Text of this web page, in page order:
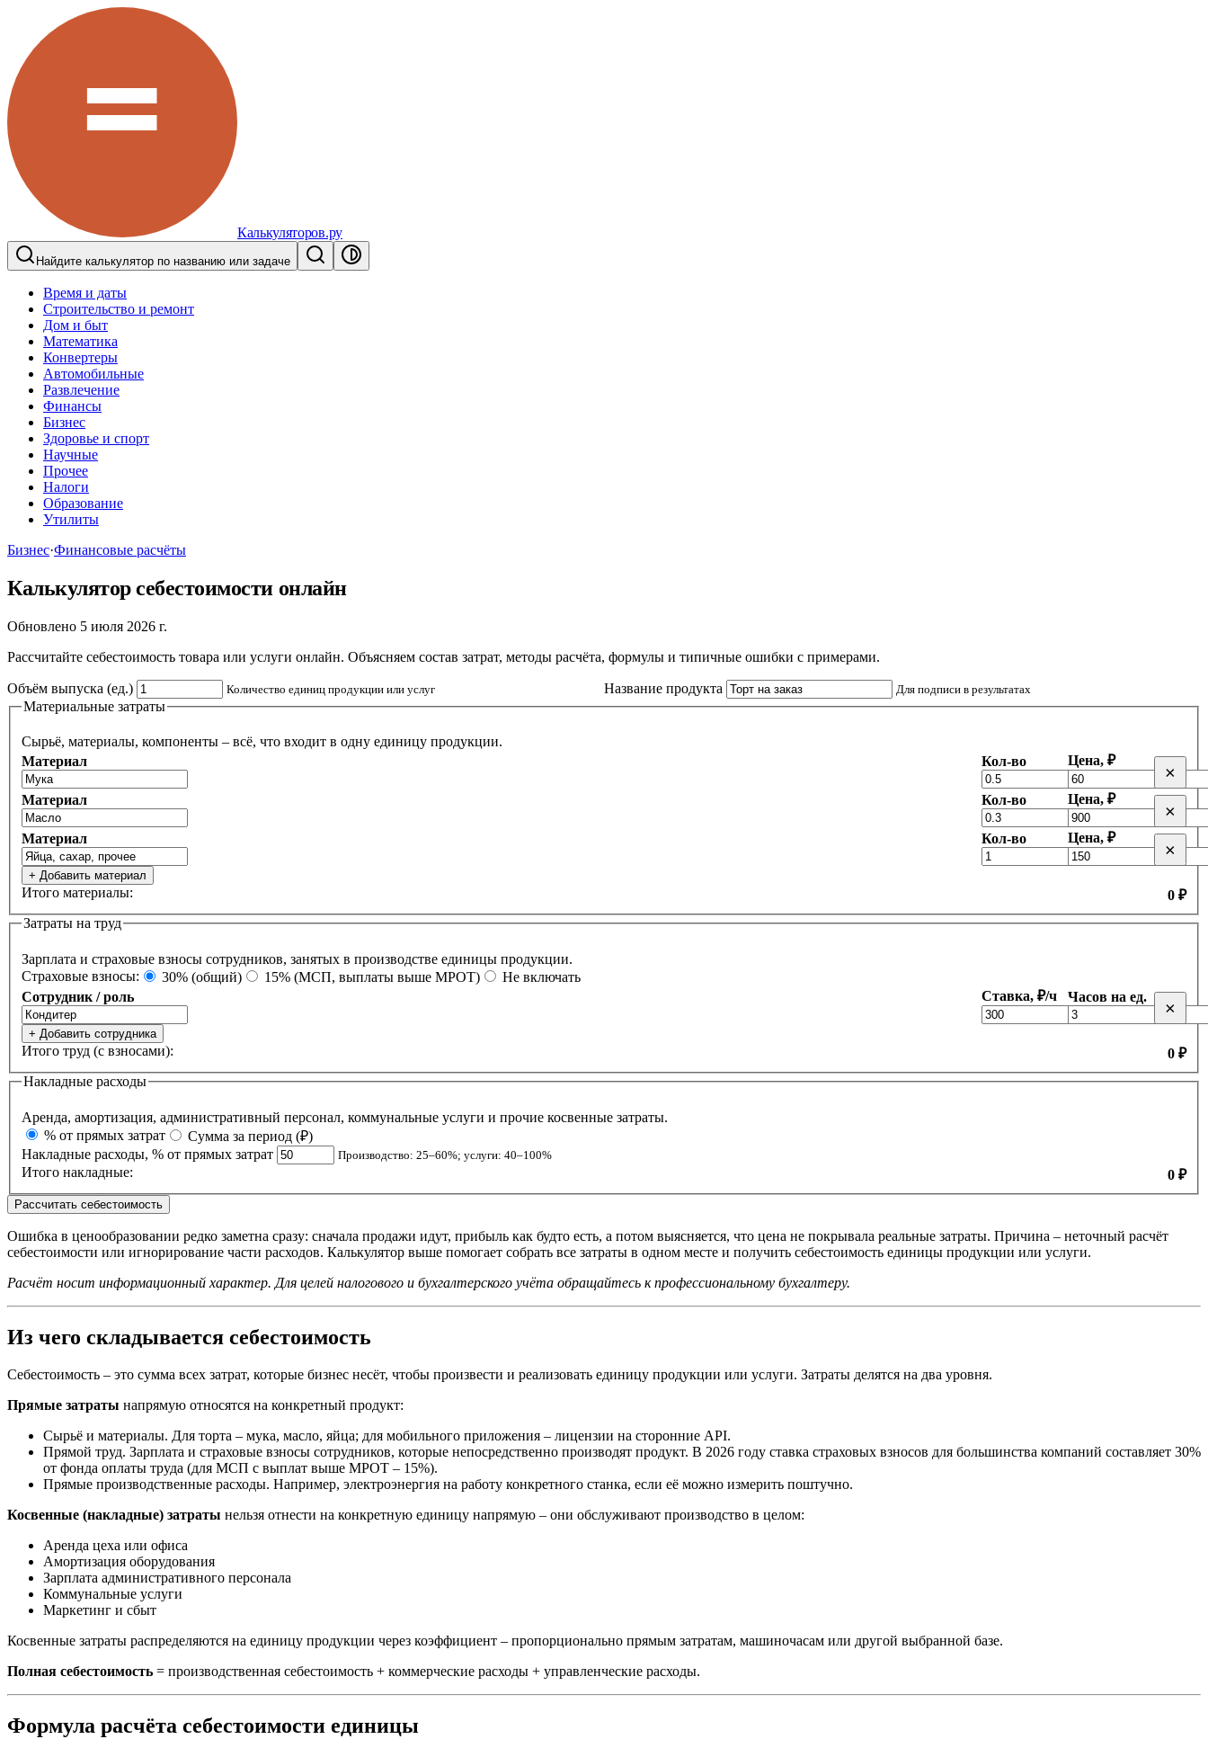
Калькуляторов.ру
Найдите калькулятор по названию или задаче
Время и даты
Строительство и ремонт
Дом и быт
Математика
Конвертеры
Автомобильные
Развлечение
Финансы
Бизнес
Здоровье и спорт
Научные
Прочее
Налоги
Образование
Утилиты
Бизнес·Финансовые расчёты
Калькулятор себестоимости онлайн
Обновлено 5 июля 2026 г.
Рассчитайте себестоимость товара или услуги онлайн. Объясняем состав затрат, методы расчёта, формулы и типичные ошибки с примерами.
Объём выпуска (ед.) Количество единиц продукции или услуг Название продукта Для подписи в результатах
Материальные затраты
Сырьё, материалы, компоненты – всё, что входит в одну единицу продукции.
Материал
Кол-во Цена, ₽
×
Материал Кол-во Цена, ₽
×
Материал Кол-во Цена, ₽
×
+ Добавить материал
Итого материалы:
0 ₽
Затраты на труд
Зарплата и страховые взносы сотрудников, занятых в производстве единицы продукции.
Страховые взносы:
30% (общий) 15% (МСП, выплаты выше МРОТ)
Не включать
Сотрудник / роль
Ставка, ₽/ч Часов на ед.
×
+ Добавить сотрудника
Итого труд (с взносами):
0 ₽
Накладные расходы
Аренда, амортизация, административный персонал, коммунальные услуги и прочие косвенные затраты.
% от прямых затрат
Сумма за период (₽)
Накладные расходы, % от прямых затрат
Производство: 25–60%; услуги: 40–100%
Итого накладные: 0 ₽
Рассчитать себестоимость
Ошибка в ценообразовании редко заметна сразу: сначала продажи идут, прибыль как будто есть, а потом выясняется, что цена не покрывала реальные затраты. Причина – неточный расчёт
себестоимости или игнорирование части расходов. Калькулятор выше помогает собрать все затраты в одном месте и получить себестоимость единицы продукции или услуги.
Расчёт носит информационный характер. Для целей налогового и бухгалтерского учёта обращайтесь к профессиональному бухгалтеру.
Из чего складывается себестоимость
Себестоимость – это сумма всех затрат, которые бизнес несёт, чтобы произвести и реализовать единицу продукции или услуги. Затраты делятся на два уровня.
Прямые затраты напрямую относятся на конкретный продукт:
Сырьё и материалы. Для торта – мука, масло, яйца; для мобильного приложения – лицензии на сторонние API.
Прямой труд. Зарплата и страховые взносы сотрудников, которые непосредственно производят продукт. В 2026 году ставка страховых взносов для большинства компаний составляет 30%
от фонда оплаты труда (для МСП с выплат выше МРОТ – 15%).
Прямые производственные расходы. Например, электроэнергия на работу конкретного станка, если её можно измерить поштучно.
Косвенные (накладные) затраты нельзя отнести на конкретную единицу напрямую – они обслуживают производство в целом:
Аренда цеха или офиса
Амортизация оборудования
Зарплата административного персонала
Коммунальные услуги
Маркетинг и сбыт
Косвенные затраты распределяются на единицу продукции через коэффициент – пропорционально прямым затратам, машиночасам или другой выбранной базе.
Полная себестоимость = производственная себестоимость + коммерческие расходы + управленческие расходы.
Формула расчёта себестоимости единицы